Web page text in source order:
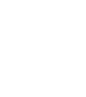
CE kørekort til support af